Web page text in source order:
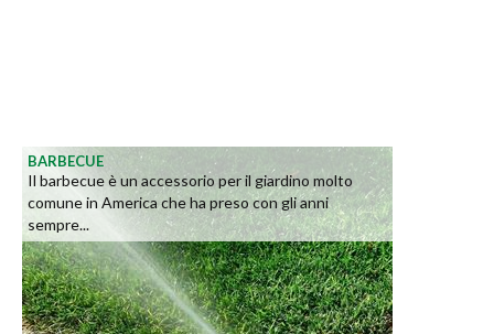
BARBECUE
Il barbecue è un accessorio per il giardino molto
comune in America che ha preso con gli anni
sempre...